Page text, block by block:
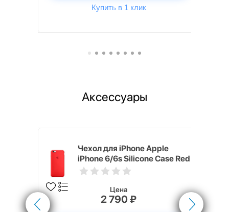
Купить в 1 клик
Аксессуары
Чехол для iPhone Apple
iPhone 6/6s Silicone Case Red
Цена
2 790 ₽